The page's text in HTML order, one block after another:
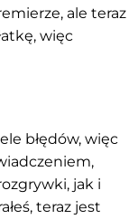
ale teraz
więc
błędów, więc
jak i
teraz jest